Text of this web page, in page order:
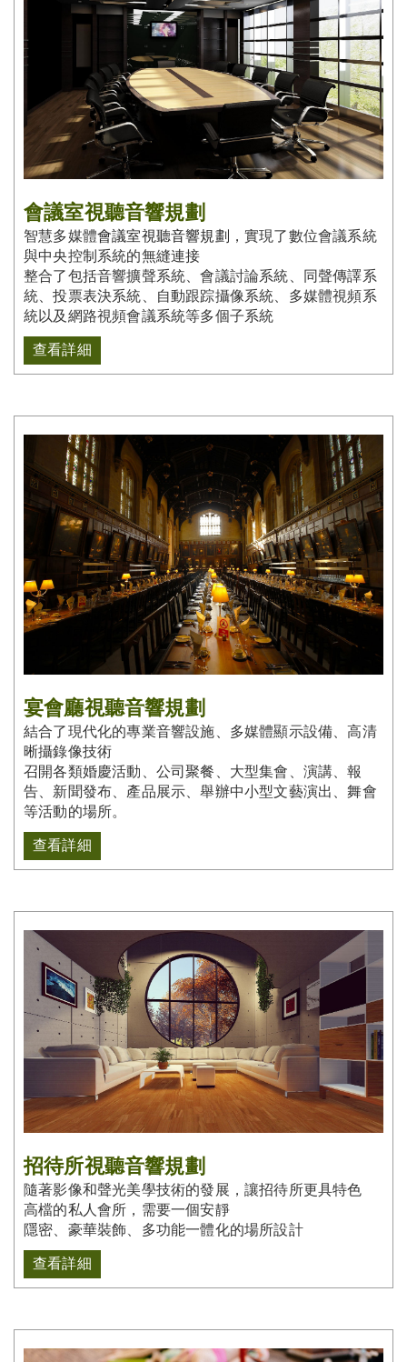
會議室視聽音響規劃
智慧多媒體會議室視聽音響規劃 ，實現了數位會議系統
與中央控制系統的無縫連接
整合了包括音響擴聲系統、會議討論系統、同聲傳譯系
統、投票表決系統、自動跟踪攝像系統、多媒體視頻系
統以及網路視頻會議系統等多個子系統
查看詳細
宴會廳視聽音響規劃
結合了現代化的專業音響設施、多媒體顯示設備、高清
晰攝錄像技術
召開各類婚慶活動、公司聚餐、大型集會、演講、報
告、新聞發布、產品展示、舉辦中小型文藝演出、舞會
等活動的場所。
查看詳細
招待所視聽音響規劃
隨著影像和聲光美學技術的發展，讓招待所更具特色
高檔的私人會所，需要一個安靜
隱密、豪華裝飾、多功能一體化的場所設計
查看詳細